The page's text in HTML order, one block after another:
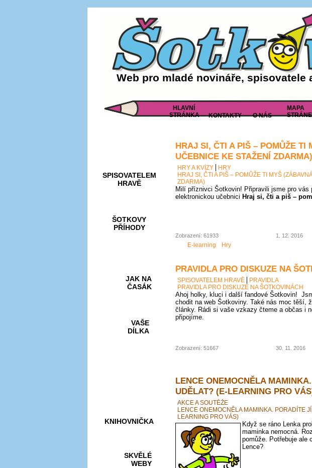
Web pro mladé novináře, spisovatele
HLAVNÍ
STRÁNKA
KONTAKTY O NÁS
MAPA
SPISOVATELEM
HRAVĚ
ŠOTKOVY
PŘÍHODY
JAK NA
ČASÁK
VAŠE
DÍLKA
KNIHOVNIČKA
SKVĚLÉ
WEBY
HRAJ SI, ČTI A PIŠ – POMŮŽE TI
UČEBNICE KE STAŽENÍ ZDARMA)
HRY A KVÍZY
HRY
HRAJ SI, ČTI A PIŠ – POMŮŽE TI MYŠ
ZDARMA)
Milí příznivci Šotkovin! Připravili jsme pro vás
elektronickou učebnici Hraj si, čti a piš –
Zobrazení: 61933 1. 12. 2016
E-learning Hry
PRAVIDLA PRO DISKUZE NA
SPISOVATELEM HRAVĚ
PRAVIDLA
PRAVIDLA PRO DISKUZE NA ŠOTKOVINÁCH
Ahoj holky, kluci i další fandové Šotkovin!
chodit na web Šotkoviny. Také nás moc těší,
články. Rádi si vaše vzkazy čteme a občas i
připojíme.
Zobrazení: 51667 30. 11. 2016
LENCE ONEMOCNĚLA
UDĚLAT? (E-LEARNING PRO
AKCE A SOUTĚŽE
LENCE ONEMOCNĚLA MAMINKA. PORADÍTE
LEARNING PRO VÁS)
Když se ráno Lenka
maminka nemocná.
pomůže. Potřebuje ale
Lence?